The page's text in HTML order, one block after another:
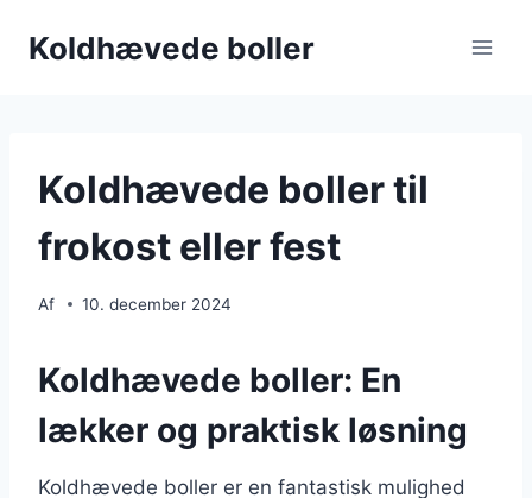
Koldhævede boller
Koldhævede boller til
frokost eller fest
Af 10. december 2024
Koldhævede boller: En
lækker og praktisk løsning
Koldhævede boller er en fantastisk mulighed